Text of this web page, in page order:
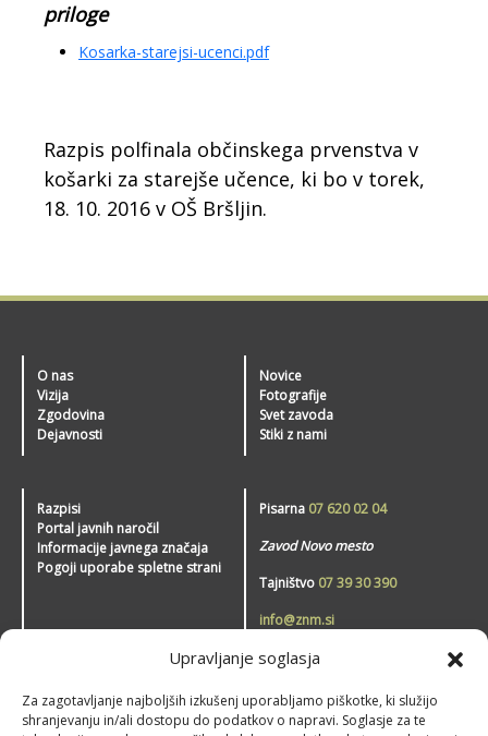
Upravljanje soglasja
Za zagotavljanje najboljših izkušenj uporabljamo piškotke, ki služijo
shranjevanju in/ali dostopu do podatkov o napravi. Soglasje za te
priloge
Kosarka-starejsi-ucenci.pdf
Razpis polfinala občinskega prvenstva v
košarki za starejše učence, ki bo v torek,
18. 10. 2016 v OŠ Bršljin.
O nas
Vizija
Zgodovina
Dejavnosti
Novice
Fotografije
Svet zavoda
Stiki z nami
Razpisi
Portal javnih naročil
Informacije javnega značaja
Pogoji uporabe spletne strani
Pisarna 07 620 02 04
Zavod Novo mesto
Tajništvo 07 39 30 390
info@znm.si
Zavod Novo mesto – šport